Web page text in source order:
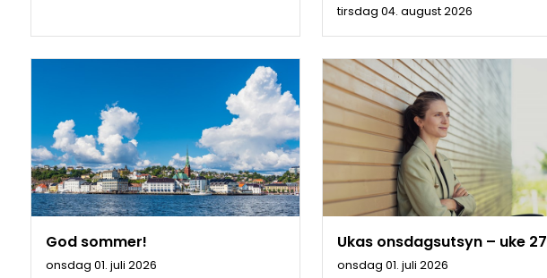
tirsdag 04. august 2026
God sommer!
onsdag 01. juli 2026
Ukas onsdagsutsyn – uke 27
onsdag 01. juli 2026